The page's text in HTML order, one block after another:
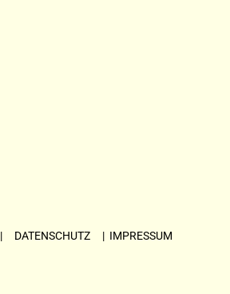
| DATENSCHUTZ | IMPRESSUM